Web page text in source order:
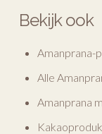
Bekijk ook
Amanprana-
Alle
Amanprana